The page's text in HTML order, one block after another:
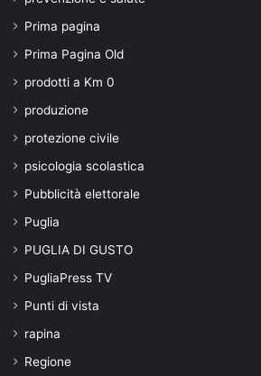
Prima pagina
Prima Pagina Old
prodotti a Km 0
produzione
protezione civile
psicologia scolastica
Pubblicità elettorale
Puglia
PUGLIA DI GUSTO
PugliaPress TV
Punti di vista
rapina
Regione